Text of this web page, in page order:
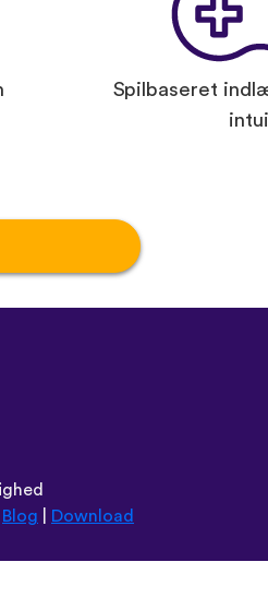
Spilbaseret
Blog Download